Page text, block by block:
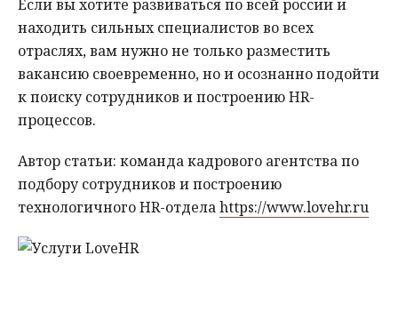
Если вы хотите развиваться по всей россии и
находить сильных специалистов во всех
отраслях, вам нужно не только разместить
вакансию своевременно, но и осознанно подойти
к поиску сотрудников и построению HR-
процессов.
Автор статьи: команда кадрового агентства по
подбору сотрудников и построению
технологичного HR-отделаhttps://www.lovehr.ru